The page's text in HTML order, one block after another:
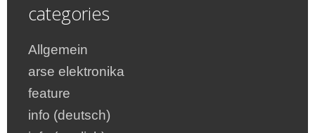
categories
Allgemein
arse elektronika
feature
info (deutsch)